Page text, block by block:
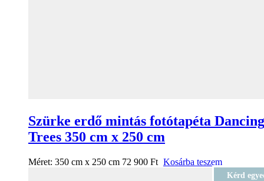
Szürke erdő mintás fotótapéta Dancing
Trees 350 cm x 250 cm
Méret: 350 cm x 250 cm 72 900 Ft Kosárba teszem
Kérd